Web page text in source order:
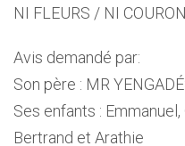
NI FLEURS / NI
Avis demandé par:
Son père : MR
Ses enfants : Emmanuel,
Bertrand et Arathie